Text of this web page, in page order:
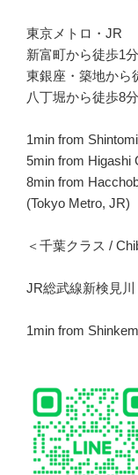
東京メトロ・JR
新富町から徒歩1分
東銀座・築地から
八丁堀から徒歩8分
1min from
5min from Higashi
8min from
(Tokyo Metro, JR)
＜千葉クラス /
JR総武線新検見
1min from